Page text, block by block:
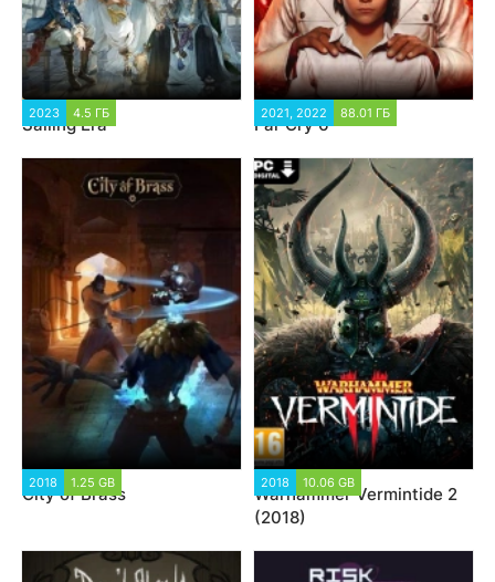
2023 4.5 ГБ
Sailing Era
2021, 2022 88.01 ГБ
Far Cry 6
2018 1.25 GB
City of Brass
2018 10.06 GB
Warhammer Vermintide 2
(2018)